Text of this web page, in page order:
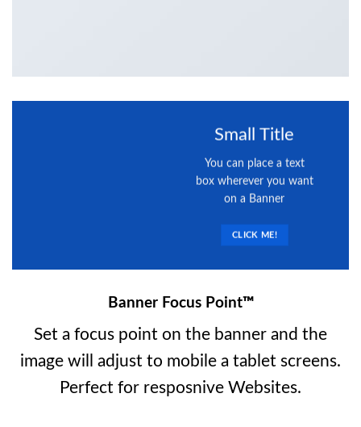
Small Title
You can place a text
box wherever you want
on a Banner
CLICK ME!
Banner Focus Point™
Set a focus point on the banner and the
image will adjust to mobile a tablet screens.
Perfect for resposnive Websites.